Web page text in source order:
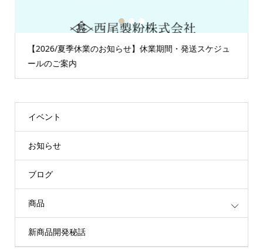
【2026/夏季休業のお知らせ】休業期間・発送スケジュ
ールのご案内
1 2 3
イベント
お知らせ
ブログ
商品
新商品開発秘話